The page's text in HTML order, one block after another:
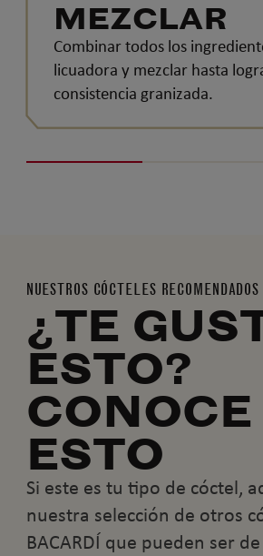
MEZCLAR
Combinar todos los
licuadora y mezclar hasta
consistencia granizada.
NUESTROS CÓCTELES RECOMENDADOS
¿TE
ESTO?
CONOCE
ESTO
Si este es tu tipo de cóctel,
nuestra selección de otros
BACARDÍ que pueden ser